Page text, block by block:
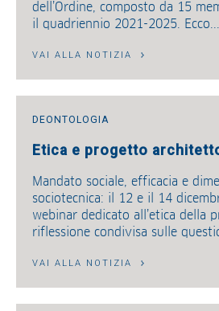
dell’Ordine, composto da 15
il quadriennio 2021-2025. Ecco...
VAI ALLA NOTIZIA
DEONTOLOGIA
Etica e progetto
Mandato sociale, efficacia e
sociotecnica: il 12 e il 14
webinar dedicato all’etica della
riflessione condivisa sulle
VAI ALLA NOTIZIA